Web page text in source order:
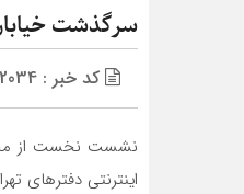
سرگذشت
کد خبر : 2034
نشست نخست از
اینترنتی دفترهای تهران در